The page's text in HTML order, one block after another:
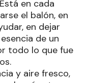
en cada
el balón, en
en dejar
de un
todo lo que fue
y aire fresco,